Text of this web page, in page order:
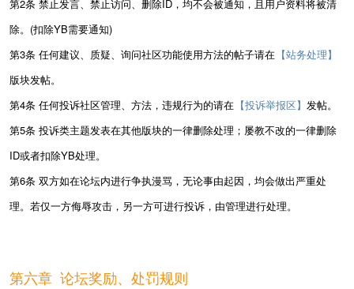
第2条 禁止发言、禁止访问、删除ID，均不会被通知，且用户资料将被清
除。(扣除YB需要通知)
第3条 任何建议、质疑、询问社区功能使用方法的帖子请在 【站务处理】
版块发帖。
第4条 任何投诉社区管理、方法，违规行为的请在 【投诉举报区】 发帖。
第5条 投诉类主题发表在其他版块的一律删除处理；屡教不改的一律删除
ID或者扣除YB处理。
第6条 双方如在论坛内进行争执漫骂，无论事由起因，均会做出严重处
理。若仅一方侮辱攻击，另一方可进行投诉，由管理进行处理。
第六章 论坛奖励、处罚规则